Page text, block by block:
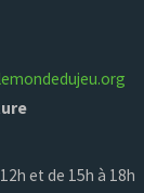
et de 15h à 18h